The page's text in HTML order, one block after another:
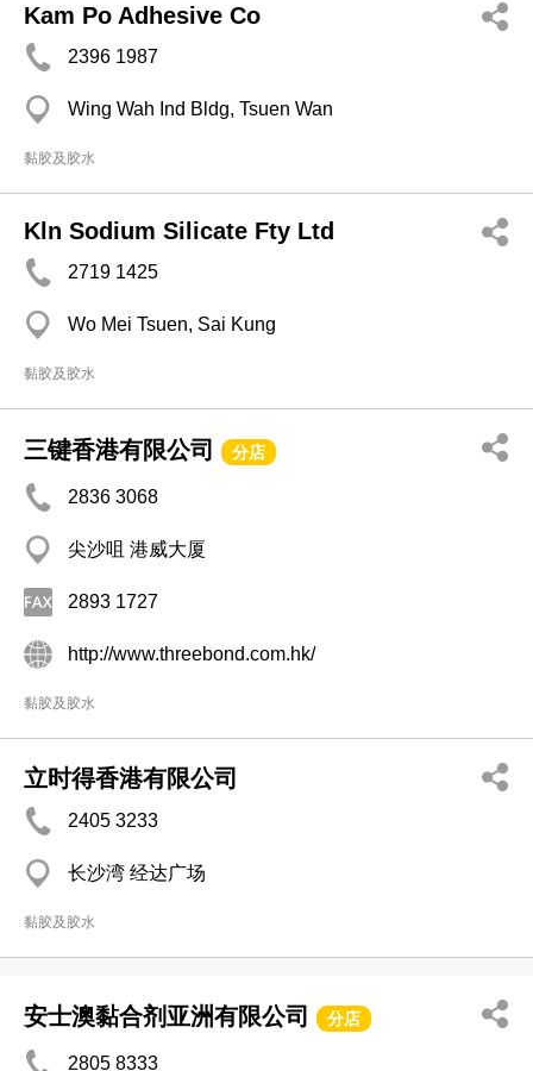
Kam Po Adhesive Co
2396 1987
Wing Wah Ind Bldg, Tsuen Wan
黏胶及胶水
Kln Sodium Silicate Fty Ltd
2719 1425
Wo Mei Tsuen, Sai Kung
黏胶及胶水
三键香港有限公司 分店
2836 3068
尖沙咀 港威大厦
2893 1727
http://www.threebond.com.hk/
黏胶及胶水
立时得香港有限公司
2405 3233
长沙湾 经达广场
黏胶及胶水
安士澳黏合剂亚洲有限公司 分店
2805 8333